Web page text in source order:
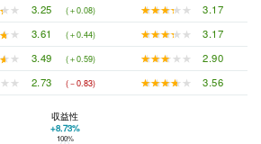
3.25 (＋0.08) ★★★★★
★★★★★
3.17
3.61 (＋0.44) ★★★★★
★★★★★
3.17
3.49 (＋0.59) ★★★★★
★★★★★
2.90
2.73 (－0.83) ★★★★★
★★★★★ 3.56
ユウハイツと東蒲田の平均値の総合評価の比較
100%
収益性
+8.73%